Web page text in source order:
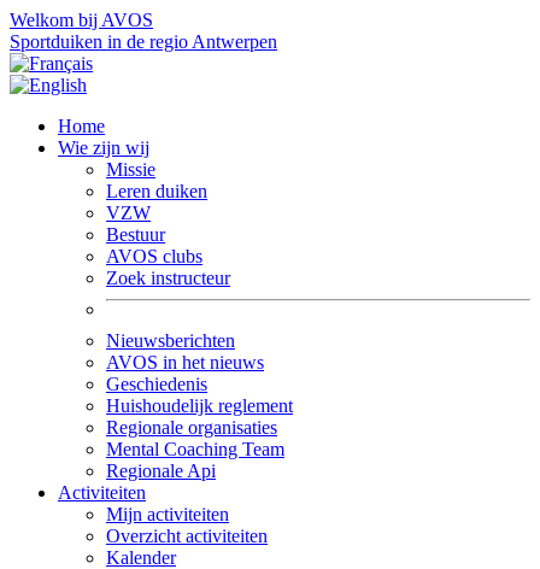
Welkom bij AVOS
Sportduiken in de regio Antwerpen
Home
Wie zijn wij
Missie
Leren duiken
VZW
Bestuur
AVOS clubs
Zoek instructeur
Nieuwsberichten
AVOS in het nieuws
Geschiedenis
Huishoudelijk reglement
Regionale organisaties
Mental Coaching Team
Regionale Api
Activiteiten
Mijn activiteiten
Overzicht activiteiten
Kalender